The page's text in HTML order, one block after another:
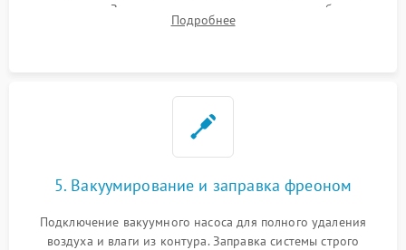
осушителя. Замена изношенных вентиляторов обдува,
сломанных заслонок или поврежденных дверных петель.
Подробнее
5. Вакуумирование и заправка фреоном
Подключение вакуумного насоса для полного удаления
воздуха и влаги из контура. Заправка системы строго